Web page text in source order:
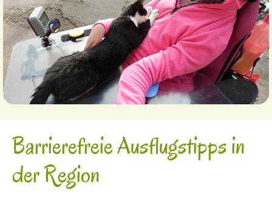
Barrierefreie Ausflugstipps in
der Region